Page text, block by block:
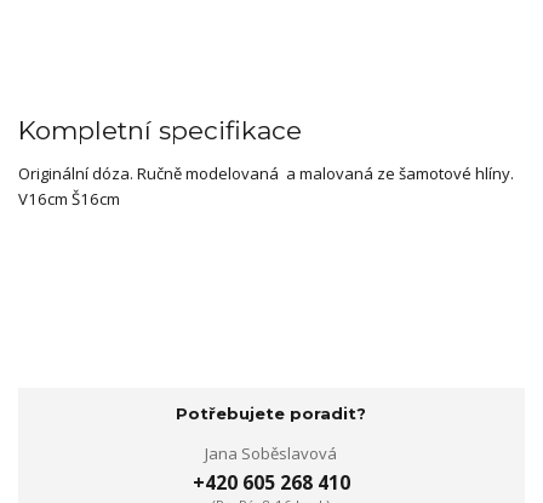
Kompletní specifikace
Originální dóza. Ručně modelovaná a malovaná ze šamotové hlíny.
V16cm Š16cm
Potřebujete poradit?
Jana Soběslavová
+420 605 268 410